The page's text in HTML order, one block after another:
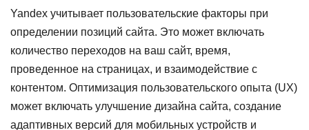
Yandex учитывает пользовательские факторы при
определении позиций сайта. Это может включать
количество переходов на ваш сайт, время,
проведенное на страницах, и взаимодействие с
контентом. Оптимизация пользовательского опыта (UX)
может включать улучшение дизайна сайта, создание
адаптивных версий для мобильных устройств и